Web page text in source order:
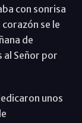
con sonrisa
se le
de
al Señor por
unos